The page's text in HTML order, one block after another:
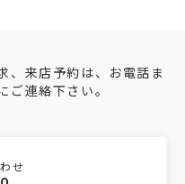
、来店予約は、お電話ま
連絡下さい。
せ